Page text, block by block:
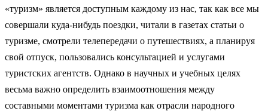
«туризм» является доступным каждому из нас, так как все мы
совершали куда-нибудь поездки, читали в газетах статьи о
туризме, смотрели телепередачи о путешествиях, а планируя
свой отпуск, пользовались консультацией и услугами
туристских агентств. Однако в научных и учебных целях
весьма важно определить взаимоотношения между
составными моментами туризма как отрасли народного